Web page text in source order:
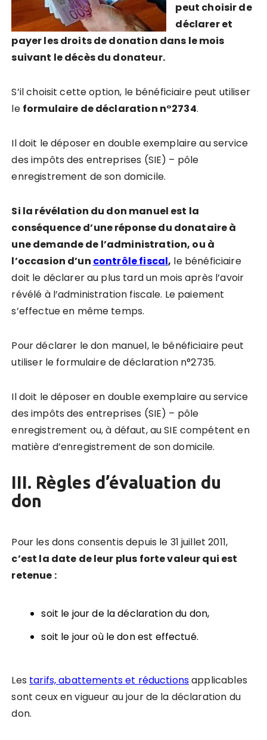
peut choisir de
déclarer et
payer les droits de donation dans le mois
suivant le décès du donateur.
S’il choisit cette option, le bénéficiaire peut utiliser
le formulaire de déclaration n°2734.
Il doit le déposer en double exemplaire au service
des impôts des entreprises (SIE) – pôle
enregistrement de son domicile.
Si la révélation du don manuel est la
conséquence d’une réponse du donataire à
une demande de l’administration, ou à
l’occasion d’un contrôle fiscal, le bénéficiaire
doit le déclarer au plus tard un mois après l’avoir
révélé à l’administration fiscale. Le paiement
s’effectue en même temps.
Pour déclarer le don manuel, le bénéficiaire peut
utiliser le formulaire de déclaration n°2735.
Il doit le déposer en double exemplaire au service
des impôts des entreprises (SIE) – pôle
enregistrement ou, à défaut, au SIE compétent en
matière d’enregistrement de son domicile.
III. Règles d’évaluation du
don
Pour les dons consentis depuis le 31 juillet 2011,
c’est la date de leur plus forte valeur qui est
retenue :
soit le jour de la déclaration du don,
soit le jour où le don est effectué.
Les tarifs, abattements et réductionsapplicables
sont ceux en vigueur au jour de la déclaration du
don.